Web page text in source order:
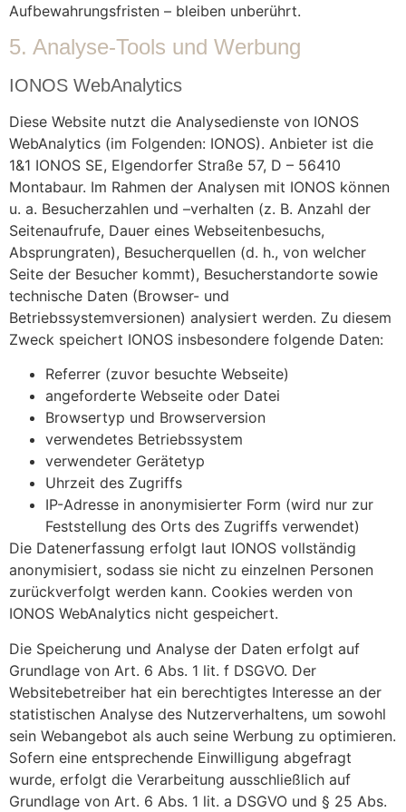
Aufbewahrungsfristen – bleiben unberührt.
5. Analyse-Tools und Werbung
IONOS WebAnalytics
Diese Website nutzt die Analysedienste von IONOS
WebAnalytics (im Folgenden: IONOS). Anbieter ist die
1&1 IONOS SE, Elgendorfer Straße 57, D – 56410
Montabaur. Im Rahmen der Analysen mit IONOS können
u. a. Besucherzahlen und –verhalten (z. B. Anzahl der
Seitenaufrufe, Dauer eines Webseitenbesuchs,
Absprungraten), Besucherquellen (d. h., von welcher
Seite der Besucher kommt), Besucherstandorte sowie
technische Daten (Browser- und
Betriebssystemversionen) analysiert werden. Zu diesem
Zweck speichert IONOS insbesondere folgende Daten:
Referrer (zuvor besuchte Webseite)
angeforderte Webseite oder Datei
Browsertyp und Browserversion
verwendetes Betriebssystem
verwendeter Gerätetyp
Uhrzeit des Zugriffs
IP-Adresse in anonymisierter Form (wird nur zur
Feststellung des Orts des Zugriffs verwendet)
Die Datenerfassung erfolgt laut IONOS vollständig
anonymisiert, sodass sie nicht zu einzelnen Personen
zurückverfolgt werden kann. Cookies werden von
IONOS WebAnalytics nicht gespeichert.
Die Speicherung und Analyse der Daten erfolgt auf
Grundlage von Art. 6 Abs. 1 lit. f DSGVO. Der
Websitebetreiber hat ein berechtigtes Interesse an der
statistischen Analyse des Nutzerverhaltens, um sowohl
sein Webangebot als auch seine Werbung zu optimieren.
Sofern eine entsprechende Einwilligung abgefragt
wurde, erfolgt die Verarbeitung ausschließlich auf
Grundlage von Art. 6 Abs. 1 lit. a DSGVO und § 25 Abs.